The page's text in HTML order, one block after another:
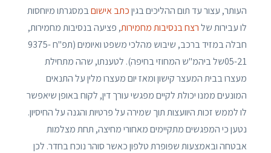
העותר, עצור עד תום ההליכים בגיןכתב אישוםבמסגרתו מיוחסות
לו עבירות שלרצח בנסיבות מחמירות, פציעה בנסיבות מחמירות,
חבלה במזיד ברכב, שיבוש מהלכי משפט ואיומים (תפ"ח 9375-
05-21של ביהמ"ש המחוזי בחיפה). לטענתו, שהה מתחילת
מעצרו בבית המעצר קישון ומאז יום מעצרו מלין על התנאים
המונעים ממנו יכולת לקיים מפגשי עורך דין, לקוח באופן שיאפשר
לו לממש זכות היוועצות תוך שמירה על פרטיות והגנה על החיסיון.
נטען כי המפגשים מתקיימים מאחורי מחיצה, תחת מצלמות
אבטחה ובאמצעות שפופרת טלפון כאשר סוהר נוכח בחדר. לכן